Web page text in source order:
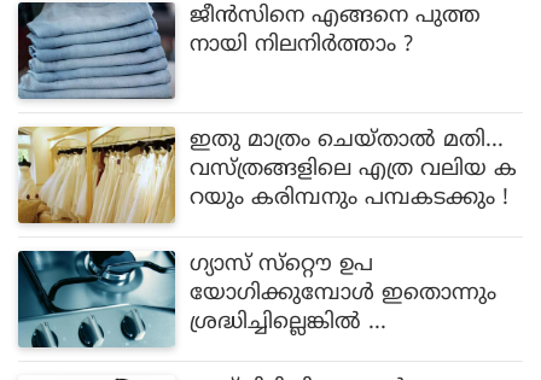
ജീൻസിനെ എങ്ങനെ പുത്ത
നായി നിലനിർത്താം ?
ഇതു മാത്രം ചെയ്താല്‍ മതി...
വസ്ത്രങ്ങളിലെ എത്ര വലിയ ക
റയും കരിമ്പനും പമ്പകടക്കും !
ഗ്യാസ് സ്‌റ്റൌ ഉപ
യോഗിക്കുമ്പോള്‍ ഇതൊന്നും
ശ്രദ്ധിച്ചില്ലെങ്കില്‍ ...